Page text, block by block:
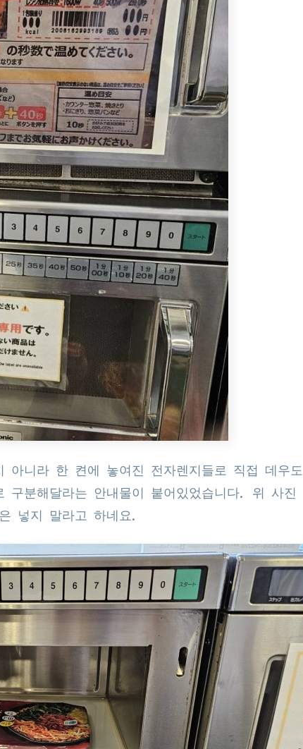
아니라 한 켠에 놓여진 전자렌지들로 직접 데우도
구분해달라는 안내물이 붙어있었습니다. 위 사진
넣지 말라고 하네요.